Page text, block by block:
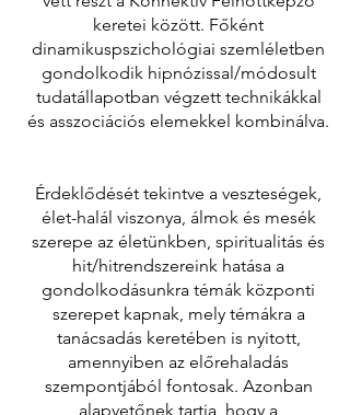
keretei között. Főként
dinamikuspszichológiai szemléletben
gondolkodik hipnózissal/módosult
tudatállapotban végzett technikákkal
és asszociációs elemekkel kombinálva.
Érdeklődését tekintve a veszteségek,
élet-halál viszonya, álmok és mesék
szerepe az életünkben, spiritualitás és
hit/hitrendszereink hatása a
gondolkodásunkra témák központi
szerepet kapnak, mely témákra a
tanácsadás keretében is nyitott,
amennyiben az előrehaladás
szempontjából fontosak. Azonban
alapvetőnek tartja, hogy a